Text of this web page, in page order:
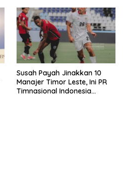
Susah Payah Jinakkan 10
Manajer Timor Leste, Ini PR
Timnasional Indonesia